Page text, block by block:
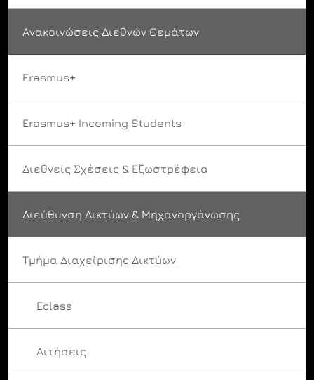
Ανακοινώσεις Διεθνών Θεμάτων
Erasmus+
Erasmus+ Incoming Students
Διεθνείς Σχέσεις & Εξωστρέφεια
Διεύθυνση Δικτύων & Μηχανοργάνωσης
Τμήμα Διαχείρισης Δικτύων
Eclass
Αιτήσεις